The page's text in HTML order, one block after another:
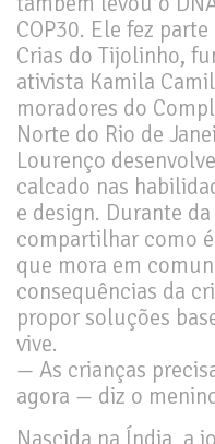
COP30. Ele fez
Crias do Tijolinho,
ativista Kamila
moradores do
Norte do Rio de
Lourenço
calcado nas
e design. Durante
compartilhar como
que mora em
consequências da
propor soluções
vive.
— As crianças
agora — diz o